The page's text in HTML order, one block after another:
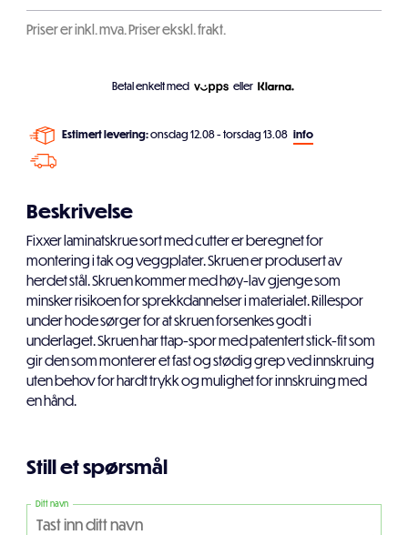
Priser er inkl. mva. Priser ekskl. frakt.
Betal enkelt med eller
Estimert levering:onsdag 12.08 - torsdag 13.08 info
Beskrivelse
Fixxer laminatskrue sort med cutter er beregnet for
montering i tak og veggplater. Skruen er produsert av
herdet stål. Skruen kommer med høy-lav gjenge som
minsker risikoen for sprekkdannelser i materialet. Rillespor
under hode sørger for at skruen forsenkes godt i
underlaget. Skruen har ttap-spor med patentert stick-fit som
gir den som monterer et fast og stødig grep ved innskruing
uten behov for hardt trykk og mulighet for innskruing med
en hånd.
Still et spørsmål
Ditt navn